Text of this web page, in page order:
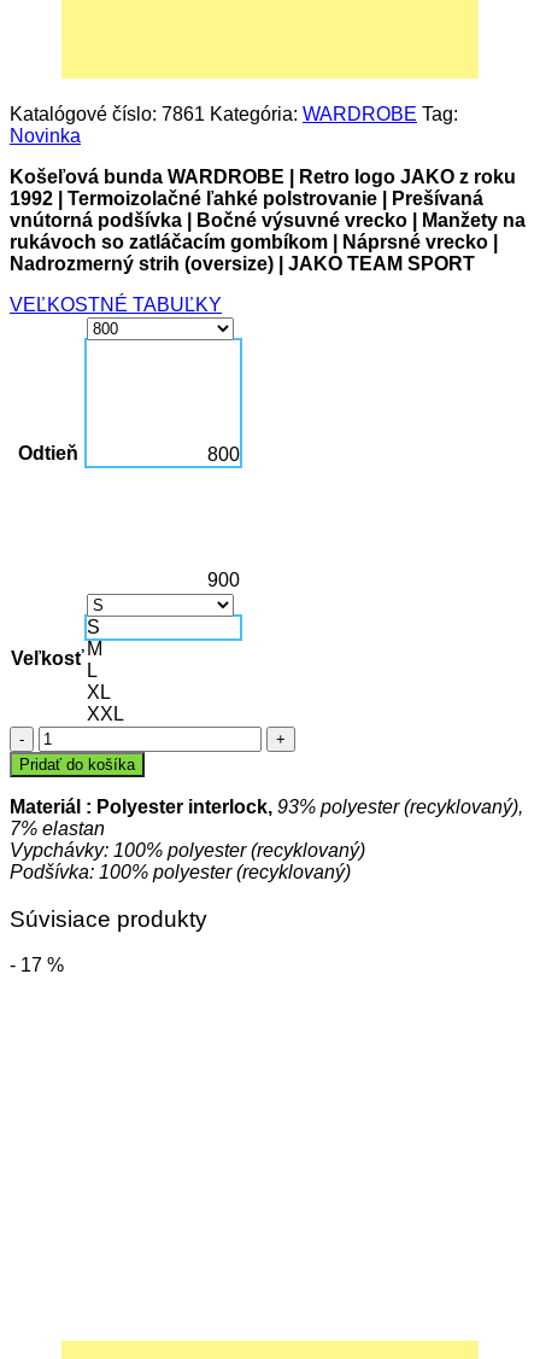
Katalógové číslo: 7861 Kategória: WARDROBE Tag:
Novinka
Košeľová bunda WARDROBE | Retro logo JAKO z roku
1992 | Termoizolačné ľahké polstrovanie | Prešívaná
vnútorná podšívka | Bočné výsuvné vrecko | Manžety na
rukávoch so zatláčacím gombíkom | Náprsné vrecko |
Nadrozmerný strih (oversize) | JAKO TEAM SPORT
VEĽKOSTNÉ TABUĽKY
Odtieň 800
900
Veľkosť
S
M
L
XL
XXL
množstvo
Košeľová
bunda
WARDROBE
Pridať do košíka
Materiál : Polyester interlock, 93% polyester (recyklovaný),
7% elastan
Vypchávky: 100% polyester (recyklovaný)
Podšívka: 100% polyester (recyklovaný)
Súvisiace produkty
- 17 %